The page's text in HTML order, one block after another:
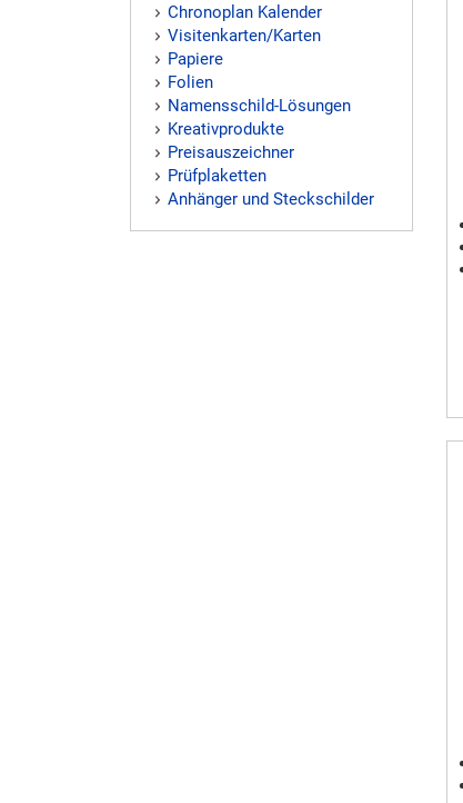
Chronoplan Kalender
Visitenkarten/Karten
Papiere
Folien
Namensschild-Lösungen
Kreativprodukte
Preisauszeichner
Prüfplaketten
Anhänger und Steckschilder